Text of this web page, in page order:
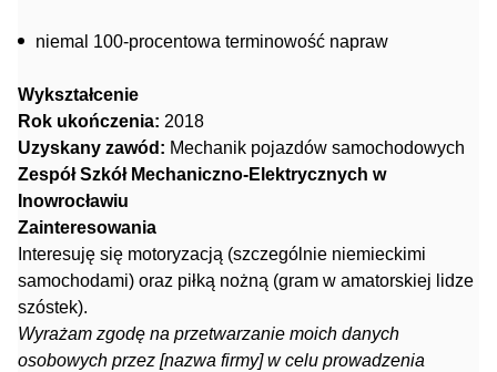
niemal 100-procentowa terminowość napraw
Wykształcenie
Rok ukończenia: 2018
Uzyskany zawód: Mechanik pojazdów samochodowych
Zespół Szkół Mechaniczno-Elektrycznych w
Inowrocławiu
Zainteresowania
Interesuję się motoryzacją (szczególnie niemieckimi
samochodami) oraz piłką nożną (gram w amatorskiej lidze
szóstek).
Wyrażam zgodę na przetwarzanie moich danych
osobowych przez [nazwa firmy] w celu prowadzenia